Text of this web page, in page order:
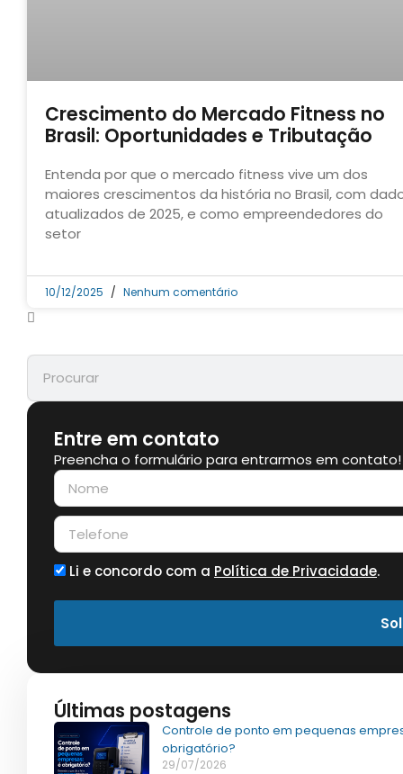
Crescimento do Mercado Fitness no
Brasil: Oportunidades e Tributação
Entenda por que o mercado fitness vive um dos
maiores crescimentos da história no Brasil, com
atualizados de 2025, e como empreendedores do
setor
10/12/2025 Nenhum comentário
Entre em contato
Preencha o formulário para entrarmos em contato!
Li e concordo com a Política de Privacidade.
Últimas postagens
Controle de ponto em pequenas
obrigatório?
29/07/2026